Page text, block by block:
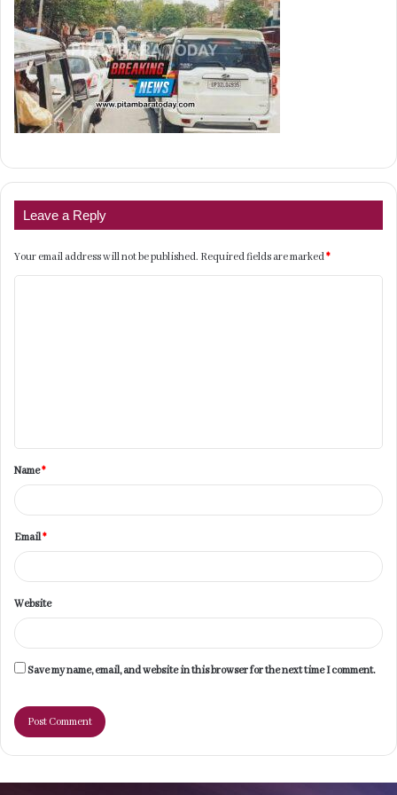
Leave a Reply
Your email address will not be published. Required fields are marked*
t
*Name*
Email*
Website
Save my name, email, and website in this browser for the next time I comment.